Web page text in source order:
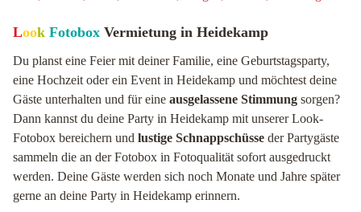
Look Fotobox Vermietung in Heidekamp
Du planst eine Feier mit deiner Familie, eine Geburtstagsparty,
eine Hochzeit oder ein Event in Heidekamp und möchtest deine
Gäste unterhalten und für eine ausgelassene Stimmung sorgen?
Dann kannst du deine Party in Heidekamp mit unserer Look-
Fotobox bereichern und lustige Schnappschüsse der Partygäste
sammeln die an der Fotobox in Fotoqualität sofort ausgedruckt
werden. Deine Gäste werden sich noch Monate und Jahre später
gerne an deine Party in Heidekamp erinnern.